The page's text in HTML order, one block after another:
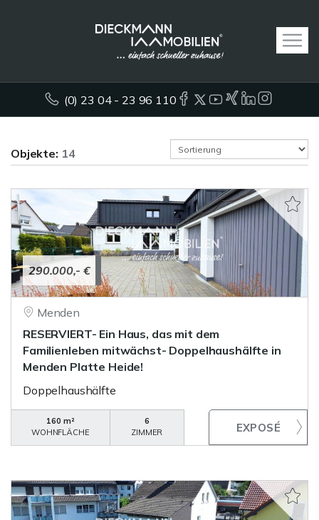
(0) 23 04 - 23 96 110
Objekte: 14
290.000,- €
Menden
RESERVIERT- Ein Haus, das mit dem
Familienleben mitwächst- Doppelhaushälfte in
Menden Platte Heide!
Doppelhaushälfte
160 m²
WOHNFLÄCHE
6
ZIMMER